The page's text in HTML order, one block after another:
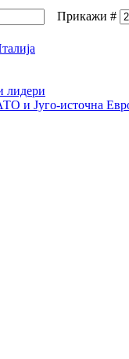
Прикажи #
лидери
и Југо-источна